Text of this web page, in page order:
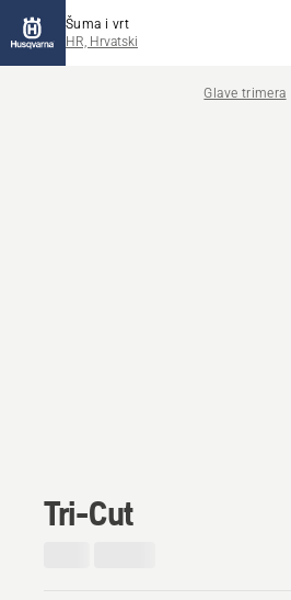
Šuma i vrt
HR, Hrvatski
Glave trimera
Tri-Cut